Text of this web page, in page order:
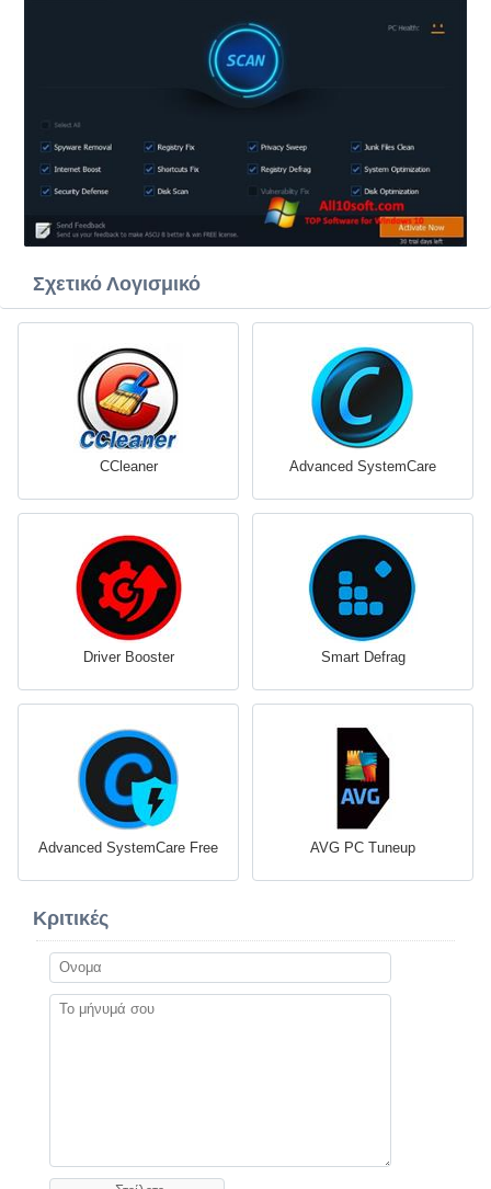
Σχετικό Λογισμικό
CCleaner Advanced SystemCare
Driver Booster Smart Defrag
Advanced SystemCare Free AVG PC Tuneup
Κριτικές